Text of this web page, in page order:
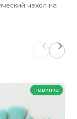
чехол на
новинка